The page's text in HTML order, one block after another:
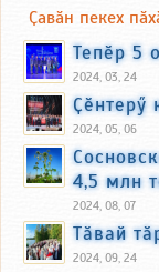
Ҫавӑн пекех
Тепӗр 5
2024, 03, 24
Ҫӗнтерӳ
2024, 05, 06
4,5 млн
2024, 08, 07
Тӑвай
2024, 09, 24